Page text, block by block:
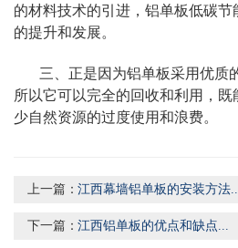
的材料技术的引进，铝单板低碳
的提升和发展。
三、正是因为铝单板采用优质
所以它可以完全的回收和利用，
少自然资源的过度使用和浪费。
上一篇：江西幕墙铝单板的安装方法...
下一篇：江西铝单板的优点和缺点...